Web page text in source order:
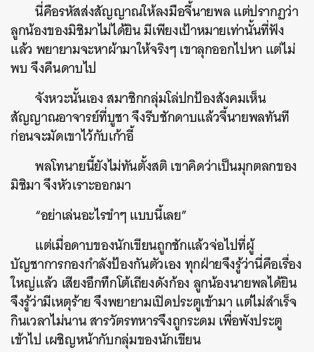
นี่คือรหัสส่งสัญญาณให้ลงมือจี้นายพล แต่ปรากฏว่า
ลูกน้องของมิชิมาไม่ได้ยิน มีเพียงเป้าหมายเท่านั้นที่ฟัง
แล้ว พยายามจะหาผ้ามาให้จริงๆ เขาลุกออกไปหา แต่ไม่
พบ จึงคืนดาบไป
จังหวะนั้นเอง สมาชิกกลุ่มโล่ปกป้องสังคมเห็น
สัญญาณอาจารย์ที่บูชา จึงรีบชักดาบแล้วจี้นายพลทันที
ก่อนจะมัดเขาไว้กับเก้าอี้
พลโทนายนี้ยังไม่ทันตั้งสติ เขาคิดว่าเป็นมุกตลกของ
มิชิมา จึงหัวเราะออกมา
“อย่าเล่นอะไรขำๆ แบบนี้เลย”
แต่เมื่อดาบของนักเขียนถูกชักแล้วจ่อไปที่ผู้
บัญชาการกองกำลังป้องกันตัวเอง ทุกฝ่ายจึงรู้ว่านี่คือเรื่อง
ใหญ่แล้ว เสียงอึกทึกโต้เถียงดังก้อง ลูกน้องนายพลได้ยิน
จึงรู้ว่ามีเหตุร้าย จึงพยายามเปิดประตูเข้ามา แต่ไม่สำเร็จ
กินเวลาไม่นาน สารวัตรทหารจึงถูกระดม เพื่อพังประตู
เข้าไป เผชิญหน้ากับกลุ่มของนักเขียน